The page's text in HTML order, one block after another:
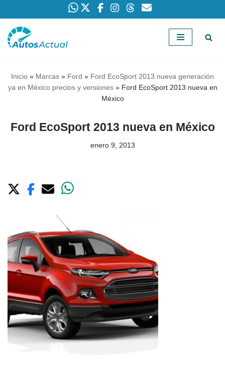
Saltar
Inicio » Marcas » Ford » Ford EcoSport 2013 nueva generación
ya en México precios y versiones» Ford EcoSport 2013 nueva en
México
Ford EcoSport 2013 nueva en México
enero 9, 2013